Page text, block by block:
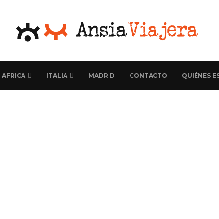
AFRICA ITALIA MADRID CONTACTO QUIÉNES